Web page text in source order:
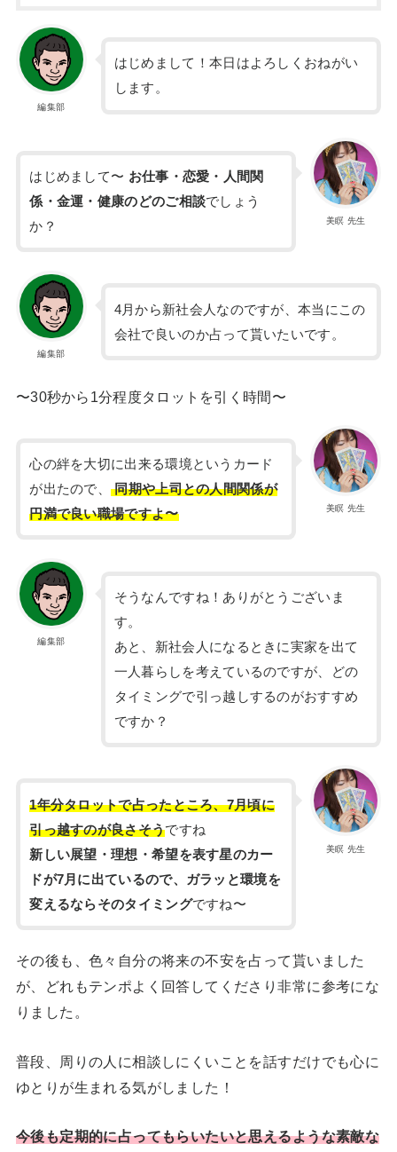
編集部
はじめまして！本日はよろしくおねがい
します。
美瞑 先生
はじめまして〜 お仕事・恋愛・人間関
係・金運・健康のどのご相談でしょう
か？
編集部
4月から新社会人なのですが、本当にこの
会社で良いのか占って貰いたいです。
〜30秒から1分程度タロットを引く時間〜
美瞑 先生
心の絆を大切に出来る環境というカード
が出たので、 同期や上司との人間関係が
円満で良い職場ですよ〜
編集部
そうなんですね！ありがとうございま
す。
あと、新社会人になるときに実家を出て
一人暮らしを考えているのですが、どの
タイミングで引っ越しするのがおすすめ
ですか？
美瞑 先生
1年分タロットで占ったところ、7月頃に
引っ越すのが良さそうですね
新しい展望・理想・希望を表す星のカー
ドが7月に出ているので、ガラッと環境を
変えるならそのタイミングですね〜
その後も、色々自分の将来の不安を占って貰いました
が、どれもテンポよく回答してくださり非常に参考にな
りました。
普段、周りの人に相談しにくいことを話すだけでも心に
ゆとりが生まれる気がしました！
今後も定期的に占ってもらいたいと思えるような素敵な